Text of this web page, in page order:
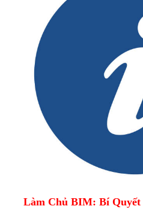
Làm Chủ BIM: Bí